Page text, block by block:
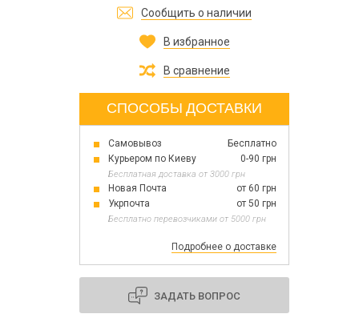
Тара для косметики оптом
Базовые масла жидкие и баттеры оптом
Основы для скраба
Травы для мыла
Глина косметическая
1 октября День защитников и защитниц
Украины
Сообщить о наличии
В избранное
В сравнение
СПОСОБЫ ДОСТАВКИ
Самовывоз
Бесплатно
Курьером по Киеву
0-90 грн
Бесплатная доставка от 3000 грн
Новая Почта
от 60 грн
Укрпочта
от 50 грн
Бесплатно перевозчиками от 5000 грн
Подробнее о доставке
ЗАДАТЬ ВОПРОС